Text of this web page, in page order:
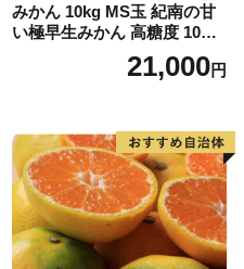
みかん 10kg MS玉 紀南の甘
い極早生みかん 高糖度 10月
以降発送 マルチ被覆栽培
21,000円